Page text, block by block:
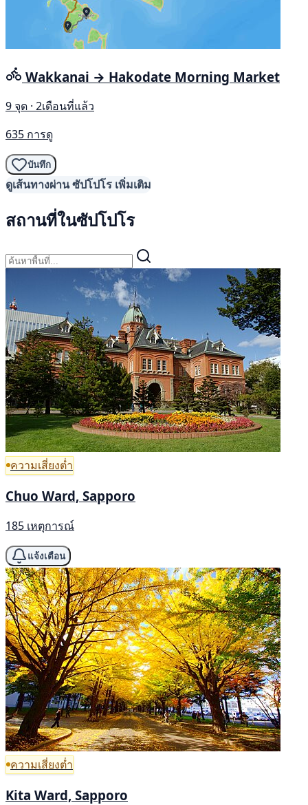
Wakkanai → Hakodate Morning Market
9 จุด · 2เดือนที่แล้ว
635 การดู
บันทึก
ดูเส้นทางผ่าน ซัปโปโร เพิ่มเติม
สถานที่ในซัปโปโร
ความเสี่ยงต่ำ
Chuo Ward, Sapporo
185 เหตุการณ์
แจ้งเตือน
ความเสี่ยงต่ำ
Kita Ward, Sapporo